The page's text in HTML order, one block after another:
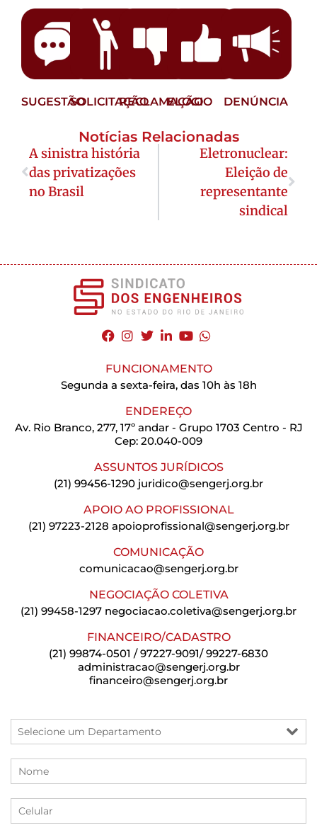
SUGESTÃOSOLICITAÇÃORECLAMAÇÃO
ELOGIO DENÚNCIA
Notícias Relacionadas
A sinistra história
das privatizações
no Brasil
Eletronuclear:
Eleição de
representante
sindical
FUNCIONAMENTO
Segunda a sexta-feira, das 10h às 18h
ENDEREÇO
Av. Rio Branco, 277, 17º andar - Grupo 1703 Centro - RJ
Cep: 20.040-009
ASSUNTOS JURÍDICOS
(21) 99456-1290 juridico@sengerj.org.br
APOIO AO PROFISSIONAL
(21) 97223-2128 apoioprofissional@sengerj.org.br
COMUNICAÇÃO
comunicacao@sengerj.org.br
NEGOCIAÇÃO COLETIVA
(21) 99458-1297 negociacao.coletiva@sengerj.org.br
FINANCEIRO/CADASTRO
(21) 99874-0501 / 97227-9091/ 99227-6830
administracao@sengerj.org.br
financeiro@sengerj.org.br